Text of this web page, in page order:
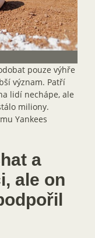
pouze výhře
význam. Patří
lidí nechápe, ale
miliony.
Yankees
a
ale on